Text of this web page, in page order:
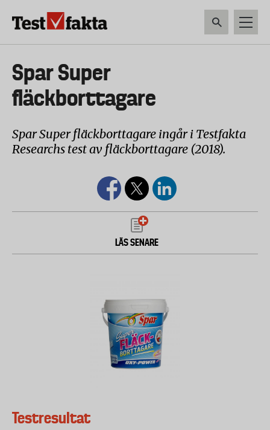
Huvudmeny
ny
Spar Super
fläckborttagare
Spar Super fläckborttagare ingår i Testfakta
Researchs test av fläckborttagare (2018).
LÄS SENARE
Testresultat